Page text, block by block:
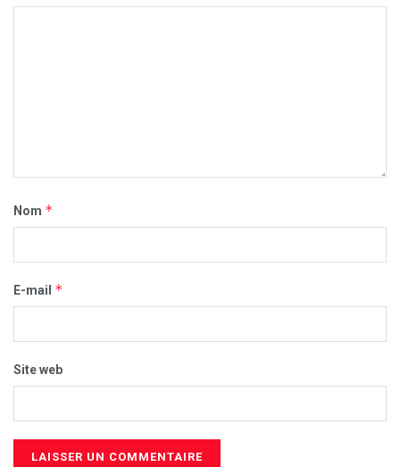
Nom *
E-mail *
Site web